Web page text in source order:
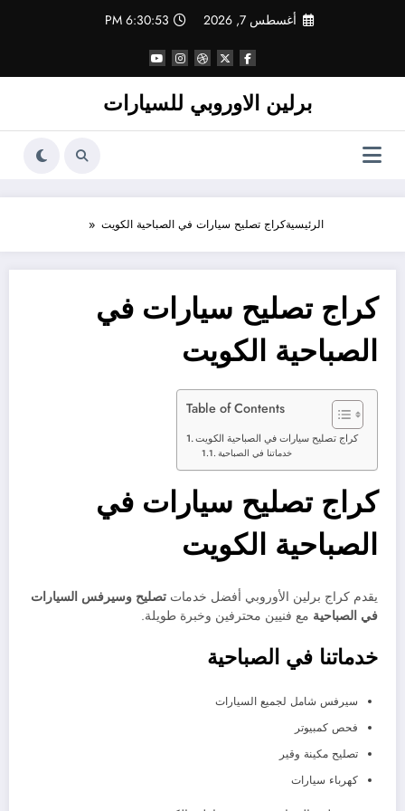
أغسطس 7, 2026 6:30:53 PM
برلين الاوروبي للسيارات
الرئيسيةكراج تصليح سيارات في الصباحية الكويت
كراج تصليح سيارات في
الصباحية الكويت
Table of Contents
كراج تصليح سيارات في الصباحية الكويت
خدماتنا في الصباحية
كراج تصليح سيارات في
الصباحية الكويت
يقدم كراج برلين الأوروبي أفضل خدمات تصليح وسيرفس السيارات
في الصباحية مع فنيين محترفين وخبرة طويلة.
خدماتنا في الصباحية
سيرفس شامل لجميع السيارات
فحص كمبيوتر
تصليح مكينة وقير
كهرباء سيارات